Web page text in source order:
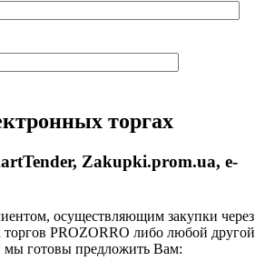
торгах
Zakupki.prom.ua, e-
осуществляющим закупки через
торгов PROZORRO либо любой другой
мы готовы предложить Вам: